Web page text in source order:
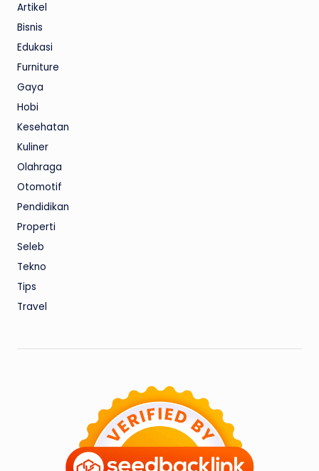
Artikel
Bisnis
Edukasi
Furniture
Gaya
Hobi
Kesehatan
Kuliner
Olahraga
Otomotif
Pendidikan
Properti
Seleb
Tekno
Tips
Travel